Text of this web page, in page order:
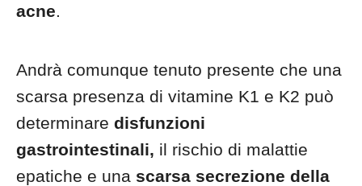
acne.
Andrà comunque tenuto presente che una
scarsa presenza di vitamine K1 e K2 può
determinare disfunzioni
gastrointestinali, il rischio di malattie
epatiche e una scarsa secrezione della